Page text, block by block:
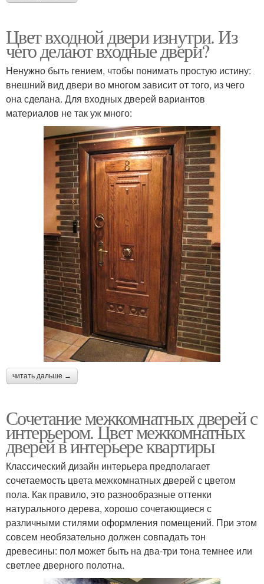
Цвет входной двери изнутри. Из
чего делают входные двери?
Ненужно быть гением, чтобы понимать простую истину:
внешний вид двери во многом зависит от того, из чего
она сделана. Для входных дверей вариантов
материалов не так уж много:
читать дальше →
Сочетание межкомнатных дверей с
интерьером. Цвет межкомнатных
дверей в интерьере квартиры
Классический дизайн интерьера предполагает
сочетаемость цвета межкомнатных дверей с цветом
пола. Как правило, это разнообразные оттенки
натурального дерева, хорошо сочетающиеся с
различными стилями оформления помещений. При этом
совсем необязательно должен совпадать тон
древесины: пол может быть на два-три тона темнее или
светлее дверного полотна.